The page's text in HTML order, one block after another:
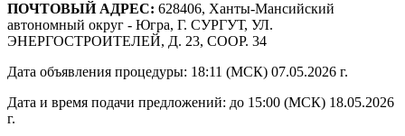
ПОЧТОВЫЙ АДРЕС: 628406, Ханты-Мансийский
автономный округ - Югра, Г. СУРГУТ, УЛ.
ЭНЕРГОСТРОИТЕЛЕЙ, Д. 23, СООР. 34
Дата объявления процедуры: 18:11 (МСК) 07.05.2026 г.
Дата и время подачи предложений: до 15:00 (МСК) 18.05.2026
г.